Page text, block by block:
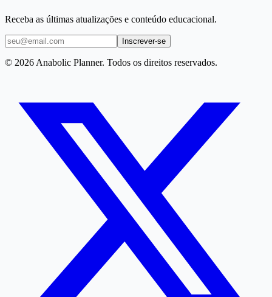
Receba as últimas atualizações e conteúdo educacional.
Inscrever-se
© 2026 Anabolic Planner. Todos os direitos reservados.